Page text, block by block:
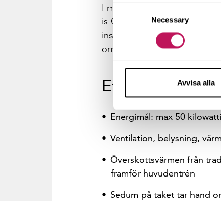
Consent
Selection
Necessary
Avvisa alla
I maj, 2015, utsågs
is Good business. Priset
instiftades 1997 och delas
om utmärkelsen på
Ett "intelligent"
Energimål: max 50
Ventilation, belysning,
Överskottsvärmen från
framför huvudentrén
Sedum på taket tar hand